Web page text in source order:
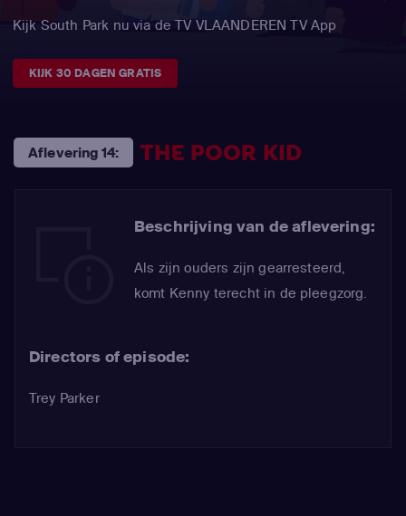
Kijk South Park nu via de TV VLAANDEREN TV App
KIJK 30 DAGEN GRATIS
Aflevering 14: THE POOR KID
Beschrijving van de aflevering:
Als zijn ouders zijn gearresteerd,
komt Kenny terecht in de pleegzorg.
Directors of episode:
Trey Parker